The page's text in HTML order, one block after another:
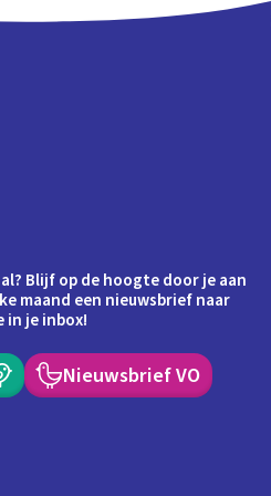
Blijf op de hoogte door je aan
maand een nieuwsbrief naar
in je inbox!
Nieuwsbrief VO